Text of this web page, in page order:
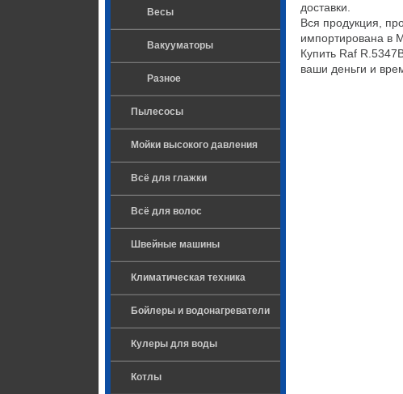
Весы
Вакууматоры
Разное
Пылесосы
Мойки высокого давления
Всё для глажки
Всё для волос
Швейные машины
Климатическая техника
Бойлеры и водонагреватели
Кулеры для воды
Котлы
доставки.
Вся продукция,
импортирована в
Купить Raf
ваши деньги и